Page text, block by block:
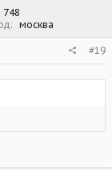
748
москва
#19